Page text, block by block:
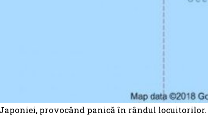
provocând panică în rândul locuitorilor.